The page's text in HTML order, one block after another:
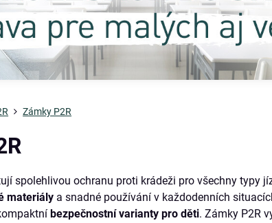
Zámky P2R
spolehlivou ochranu proti krádeži pro všechny typy
materiály a snadné používání v každodenních
bezpečnostní varianty pro děti. Zámky P2R